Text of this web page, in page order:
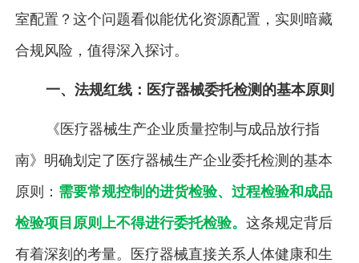
室配置？这个问题看似能优化资源配置，实则暗藏
合规风险，值得深入探讨。
一、法规红线：医疗器械委托检测的基本原则
《医疗器械生产企业质量控制与成品放行指
南》明确划定了医疗器械生产企业委托检测的基本
原则： 需要常规控制的进货检验、过程检验和成品
检验项目原则上不得进行委托检验。这条规定背后
有着深刻的考量。医疗器械直接关系人体健康和生